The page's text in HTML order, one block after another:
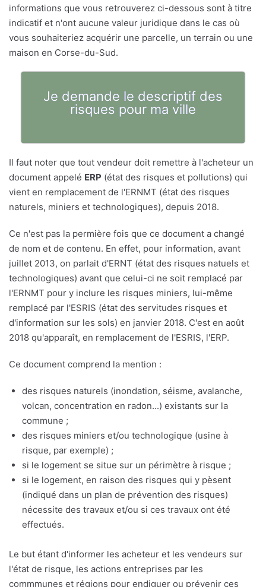
informations que vous retrouverez ci-dessous sont à titre
indicatif et n'ont aucune valeur juridique dans le cas où
vous souhaiteriez acquérir une parcelle, un terrain ou une
maison en Corse-du-Sud.
Je demande le descriptif des
risques pour ma ville
Il faut noter que tout vendeur doit remettre à l'acheteur un
document appelé ERP (état des risques et pollutions) qui
vient en remplacement de l'ERNMT (état des risques
naturels, miniers et technologiques), depuis 2018.
Ce n'est pas la permière fois que ce document a changé
de nom et de contenu. En effet, pour information, avant
juillet 2013, on parlait d'ERNT (état des risques natuels et
technologiques) avant que celui-ci ne soit remplacé par
l'ERNMT pour y inclure les risques miniers, lui-même
remplacé par l'ESRIS (état des servitudes risques et
d'information sur les sols) en janvier 2018. C'est en août
2018 qu'apparaît, en remplacement de l'ESRIS, l'ERP.
Ce document comprend la mention :
des risques naturels (inondation, séisme, avalanche,
volcan, concentration en radon...) existants sur la
commune ;
des risques miniers et/ou technologique (usine à
risque, par exemple) ;
si le logement se situe sur un périmètre à risque ;
si le logement, en raison des risques qui y pèsent
(indiqué dans un plan de prévention des risques)
nécessite des travaux et/ou si ces travaux ont été
effectués.
Le but étant d'informer les acheteur et les vendeurs sur
l'état de risque, les actions entreprises par les
commmunes et régions pour endiguer ou prévenir ces